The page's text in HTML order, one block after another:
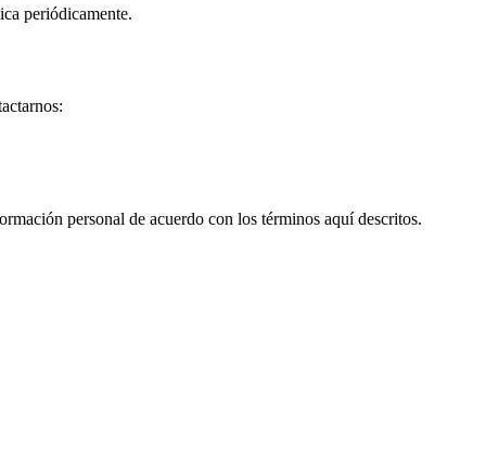
periódicamente.
personal de acuerdo con los términos aquí descritos.